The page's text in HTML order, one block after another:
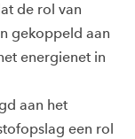
de rol van
gekoppeld aan
energienet in
aan het
een rol